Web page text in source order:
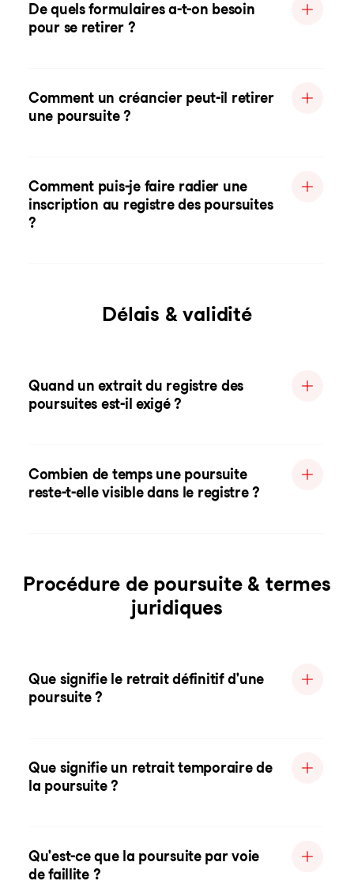
De quels formulaires a-t-on besoin
pour se retirer ?
Comment un créancier peut-il retirer
une poursuite ?
Comment puis-je faire radier une
inscription au registre des poursuites
?
Délais & validité
Quand un extrait du registre des
poursuites est-il exigé ?
Combien de temps une poursuite
reste-t-elle visible dans le registre ?
Procédure de poursuite & termes
juridiques
Que signifie le retrait définitif d'une
poursuite ?
Que signifie un retrait temporaire de
la poursuite ?
Qu'est-ce que la poursuite par voie
de faillite ?